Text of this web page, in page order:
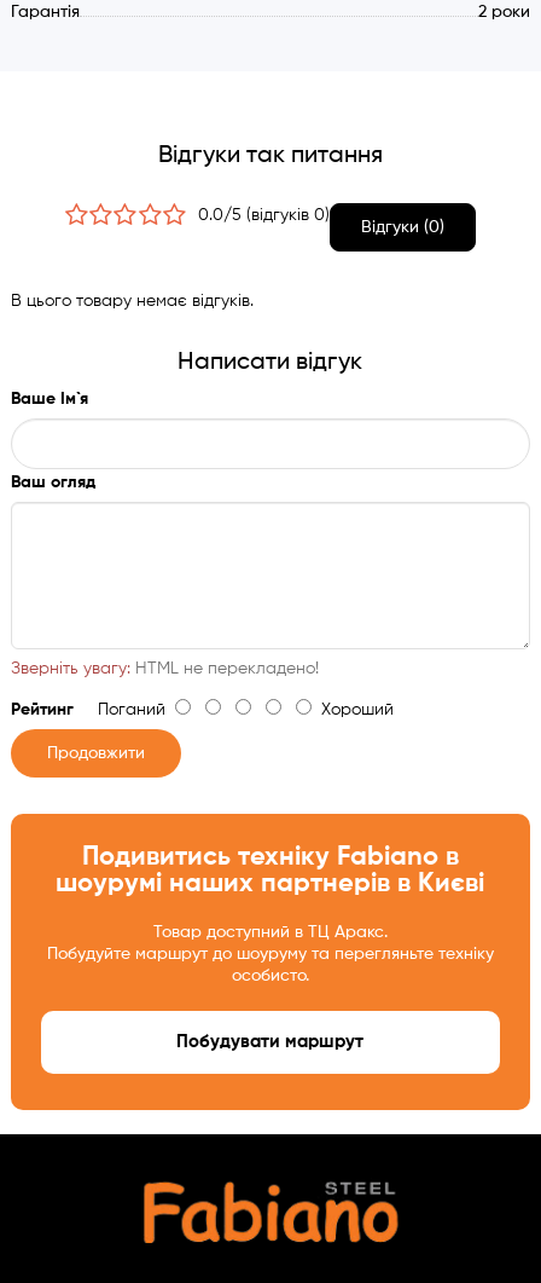
Висота/Ширина/Глибина (мм): 1770/540/545
Лампа підсвічування
2 лотки із зоною свіжості в нижній частині, один із
Гарантія 2 роки
Відгуки так питання
0.0/5 (відгуків 0)
Відгуки (0)
В цього товару немає відгуків.
Написати відгук
Ваше Ім`я
Ваш огляд
Зверніть увагу:HTML не перекладено!
РейтингПоганий Хороший
Продовжити
Подивитись техніку Fabiano в
шоурумі наших партнерів в Києві
Товар доступний в ТЦ Аракс.
Побудуйте маршрут до шоуруму та перегляньте техніку
особисто.
Побудувати маршрут